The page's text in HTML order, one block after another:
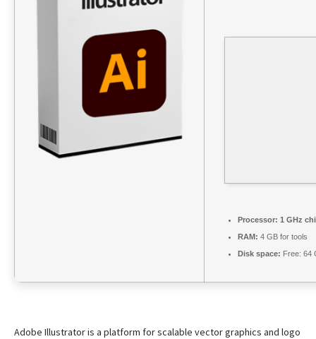
Processor: 1 GHz
RAM: 4 GB for tools
Disk space: Free: 64
Adobe Illustrator is a platform for scalable vector graphics and logo